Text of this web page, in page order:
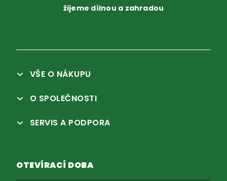
žijeme dílnou a zahradou
VŠE O NÁKUPU
O SPOLEČNOSTI
SERVIS A PODPORA
OTEVÍRACÍ DOBA